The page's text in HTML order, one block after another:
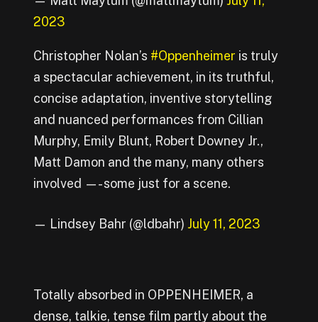
2023
Christopher Nolan’s #Oppenheimer is truly
a spectacular achievement, in its truthful,
concise adaptation, inventive storytelling
and nuanced performances from Cillian
Murphy, Emily Blunt, Robert Downey Jr.,
Matt Damon and the many, many others
involved —- some just for a scene.
— Lindsey Bahr (@ldbahr) July 11, 2023
Totally absorbed in OPPENHEIMER, a
dense, talkie, tense film partly about the